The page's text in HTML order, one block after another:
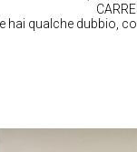
hai qualche dubbio,